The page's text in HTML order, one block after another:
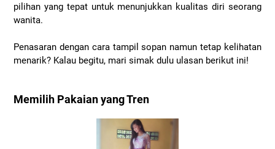
pilihan yang tepat untuk menunjukkan kualitas diri seorang
wanita.
Penasaran dengan cara tampil sopan namun tetap kelihatan
menarik? Kalau begitu, mari simak dulu ulasan berikut ini!
Memilih Pakaian yang Tren